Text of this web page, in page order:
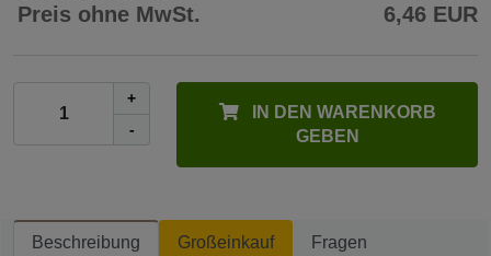
Preis ohne MwSt. 6,46 EUR
+
-
IN DEN WARENKORB
GEBEN
Beschreibung Großeinkauf Fragen